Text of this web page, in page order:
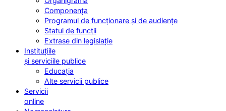
Componența
Programul de funcționare și de audiențe
Statul de funcții
Extrase din legislație
Instituțiile
și serviciile publice
Educația
Alte servicii publice
Servicii
online